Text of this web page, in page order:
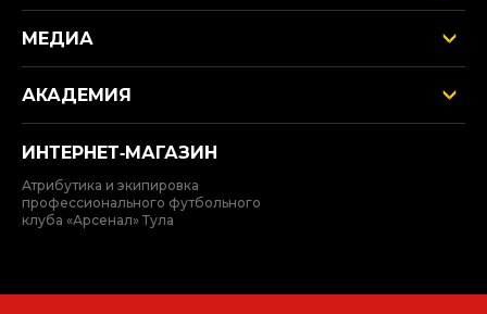
МЕДИА
АКАДЕМИЯ
ИНТЕРНЕТ‑МАГАЗИН
Атрибутика и экипировка
профессионального футбольного
клуба «Арсенал» Тула